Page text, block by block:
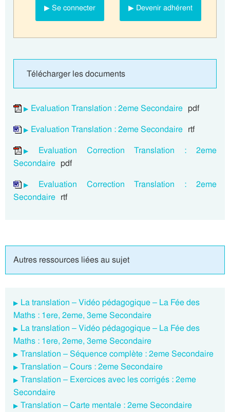
▶ Se connecter ▶ Devenir adhérent
Télécharger les documents
Evaluation Translation : 2eme Secondaire pdf
Evaluation Translation : 2eme Secondaire rtf
Evaluation Correction Translation : 2eme
Secondaire pdf
Evaluation Correction Translation : 2eme
Secondaire rtf
Autres ressources liées au sujet
La translation – Vidéo pédagogique – La Fée des
Maths : 1ere, 2eme, 3eme Secondaire
La translation – Vidéo pédagogique – La Fée des
Maths : 1ere, 2eme, 3eme Secondaire
Translation – Séquence complète : 2eme Secondaire
Translation – Cours : 2eme Secondaire
Translation – Exercices avec les corrigés : 2eme
Secondaire
Translation – Carte mentale : 2eme Secondaire